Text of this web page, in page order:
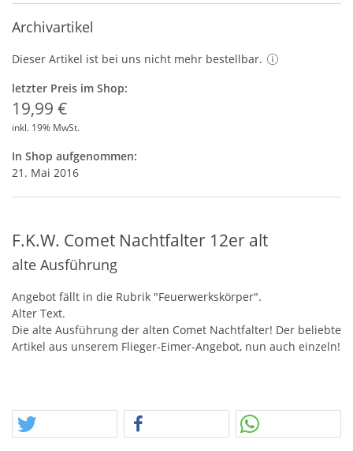
Archivartikel
Dieser Artikel ist bei uns nicht mehr bestellbar.
letzter Preis im Shop:
19,99 €
inkl. 19% MwSt.
In Shop aufgenommen:
21. Mai 2016
F.K.W. Comet Nachtfalter 12er alt
alte Ausführung
Angebot fällt in die Rubrik "Feuerwerkskörper".
Alter Text.
Die alte Ausführung der alten Comet Nachtfalter! Der beliebte
Artikel aus unserem Flieger-Eimer-Angebot, nun auch einzeln!